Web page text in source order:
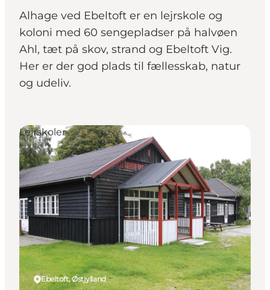
Oplevelser
Overnatning
Planlæg ferien
Alhage ved Ebeltoft er en lejrskole og
koloni med 60 sengepladser på halvøen
Ahl, tæt på skov, strand og Ebeltoft Vig.
Her er der god plads til fællesskab, natur
og udeliv.
Ebeltoft, Østjylland
Lejrskoler